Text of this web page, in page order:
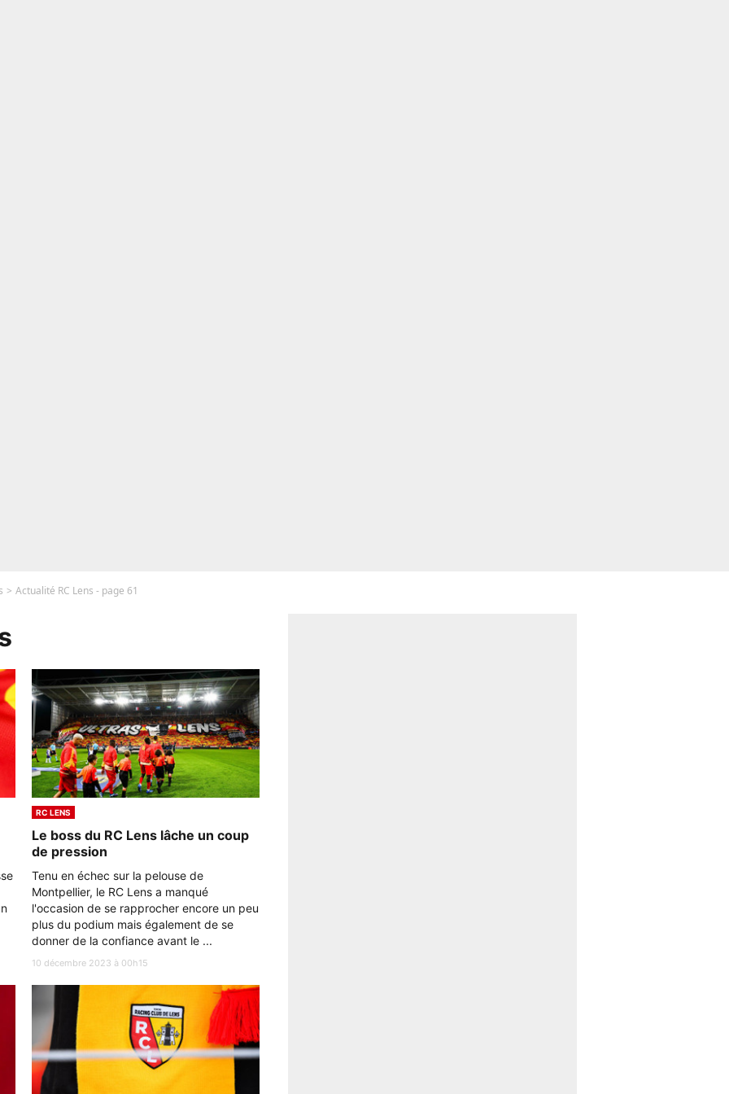
Actualité RC Lens - page 61
RC LENS
Le boss du RC Lens lâche un coup
de pression
Tenu en échec sur la pelouse de
Montpellier, le RC Lens a manqué
l'occasion de se rapprocher encore un peu
plus du podium mais également de se
donner de la confiance avant le ...
10 décembre 2023 à 00h15